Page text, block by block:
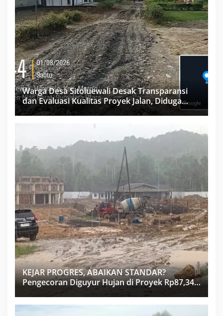
Warga Desa Sitoluewali Desak Transparansi
dan Evaluasi Kualitas Proyek Jalan, Diduga
Minim Informasi
KEJAR PROGRES, ABAIKAN STANDAR?
Pengecoran Diguyur Hujan di Proyek Rp87,34
Miliar Sukma Nias, Konsultan, Pengawas dan
PPK Bungkam